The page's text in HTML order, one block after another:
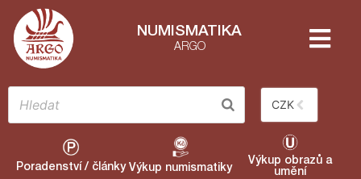
NUMISMATIKA
ARGO
CZK
Poradenství / články Výkup numismatiky
Výkup obrazů a
umění